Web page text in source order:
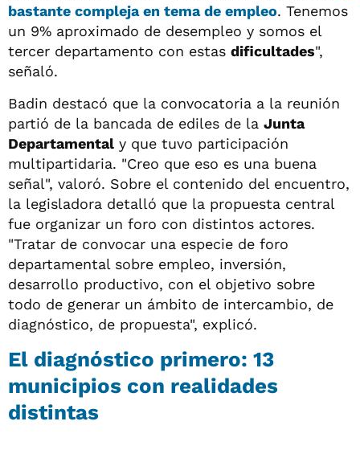
bastante compleja en tema de empleo. Tenemos
un 9% aproximado de desempleo y somos el
tercer departamento con estas dificultades",
señaló.
Badin destacó que la convocatoria a la reunión
partió de la bancada de ediles de la Junta
Departamental y que tuvo participación
multipartidaria. "Creo que eso es una buena
señal", valoró. Sobre el contenido del encuentro,
la legisladora detalló que la propuesta central
fue organizar un foro con distintos actores.
"Tratar de convocar una especie de foro
departamental sobre empleo, inversión,
desarrollo productivo, con el objetivo sobre
todo de generar un ámbito de intercambio, de
diagnóstico, de propuesta", explicó.
El diagnóstico primero: 13
municipios con realidades
distintas